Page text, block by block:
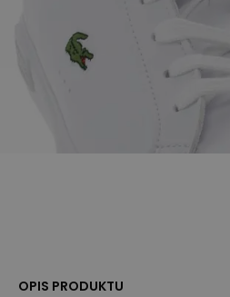
OPIS PRODUKTU